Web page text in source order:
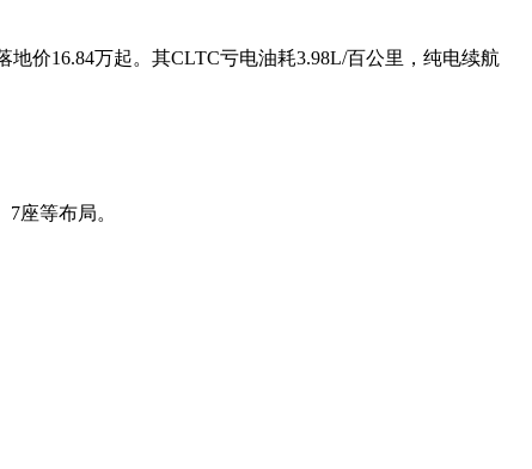
价16.84万起。其CLTC亏电油耗3.98L/百公里，纯电续航
座等布局。